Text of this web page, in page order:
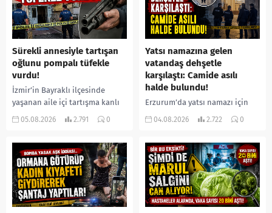
Sürekli annesiyle tartışan
oğlunu pompalı tüfekle
vurdu!
İzmir’in Bayraklı ilçesinde
yaşanan aile içi tartışma kanlı
bitti. İddiaya göre, uzun süredir
05.08.2026 2.791 0
Yatsı namazına gelen
vatandaş dehşetle
karşılaştı: Camide asılı
halde bulundu!
Erzurum’da yatsı namazı için
camiye gelen bir vatandaş,
yerine sevk edilen...
04.08.2026 2.722 0